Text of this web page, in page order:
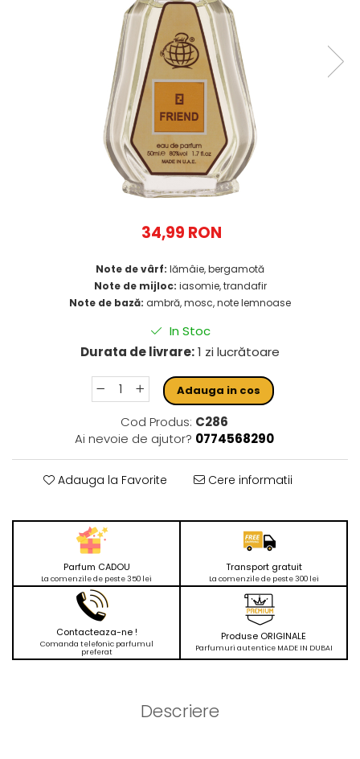
34,99 RON
Note de vârf: lămâie, bergamotă
Note de mijloc: iasomie, trandafir
Note de bază: ambră, mosc, note lemnoase
In Stoc
Durata de livrare:1 zi lucrătoare
Adauga in cos
Cod Produs: C286
Ai nevoie de ajutor? 0774568290
Adauga la Favorite Cere informatii
Parfum CADOU
La comenzile de peste 350 lei
Transport gratuit
La comenzile de peste 300 lei
Contacteaza-ne !
Comanda telefonic parfumul
preferat
Produse ORIGINALE
Parfumuri autentice MADE IN DUBAI
Descriere